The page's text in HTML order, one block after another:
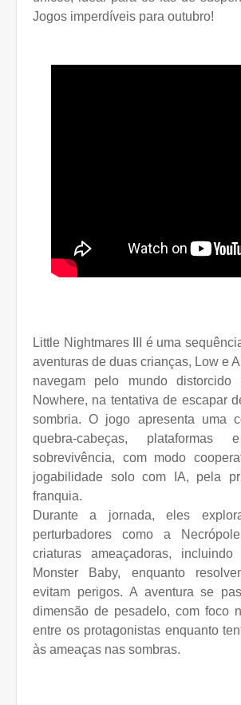
Jogos imperdíveis para outubro!
Little Nightmares III é uma
aventuras de duas crianças, Low e
navegam pelo mundo distorcido
Nowhere, na tentativa de escapar
sombria. O jogo apresenta uma
quebra-cabeças,
sobrevivência, com modo
jogabilidade solo com IA, pela
franquia.
Durante a jornada, eles
perturbadores como a
criaturas ameaçadoras, incluindo
Monster Baby, enquanto
evitam perigos. A aventura se
dimensão de pesadelo, com foco
entre os protagonistas enquanto
às ameaças nas sombras.